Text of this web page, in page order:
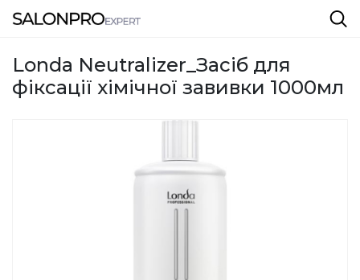
Londa Neutralizer_Засіб для
фіксації хімічної завивки 1000мл